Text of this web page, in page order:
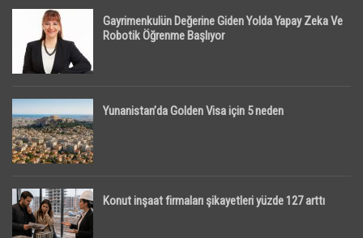
Gayrimenkulün Değerine Giden Yolda Yapay Zeka Ve
Robotik Öğrenme Başlıyor
Yunanistan’da Golden Visa için 5 neden
Konut inşaat firmaları şikayetleri yüzde 127 arttı